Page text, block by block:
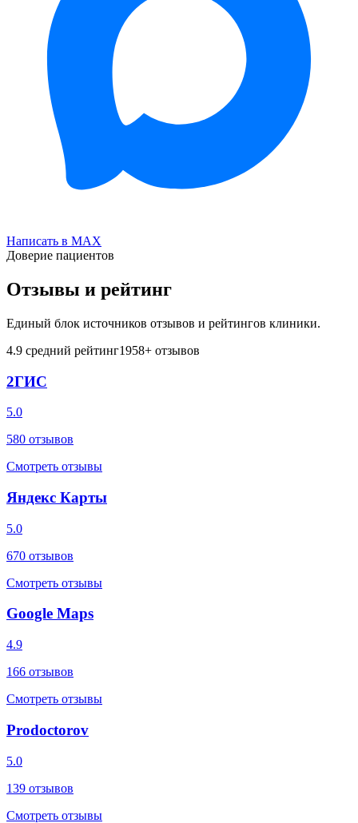
Написать в MAX
Доверие пациентов
Отзывы и рейтинг
Единый блок источников отзывов и рейтингов клиники.
4.9 средний рейтинг1958+ отзывов
2ГИС
5.0
580 отзывов
Смотреть отзывы
Яндекс Карты
5.0
670 отзывов
Смотреть отзывы
Google Maps
4.9
166 отзывов
Смотреть отзывы
Prodoctorov
5.0
139 отзывов
Смотреть отзывы